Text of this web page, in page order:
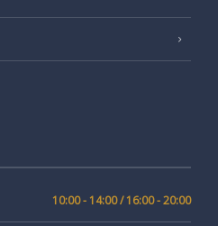
10:00 - 14:00 / 16:00 - 20:00